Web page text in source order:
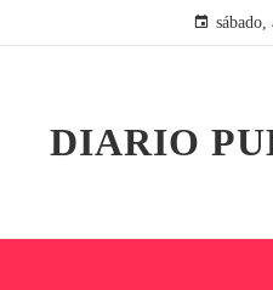
sábado,
DIARIO